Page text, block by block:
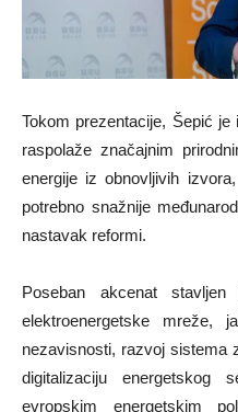
Tokom prezentacije, Šepić
raspolaže značajnim
energije iz obnovljivih
potrebno snažnije
nastavak reformi.
Poseban akcenat
elektroenergetske mreže,
nezavisnosti, razvoj sistema
digitalizaciju energetskog
evropskim energetskim